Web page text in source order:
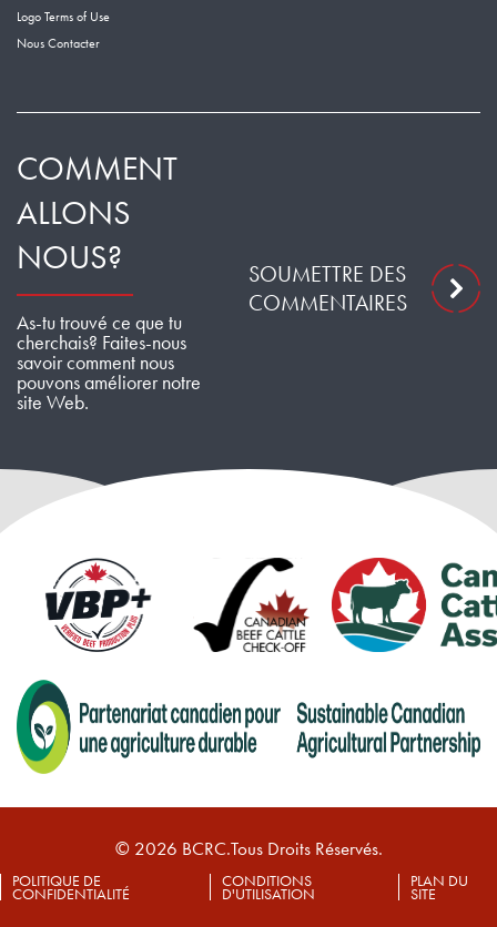
Logo Terms of Use
Nous Contacter
COMMENT
ALLONS
NOUS?
As-tu trouvé ce que tu
cherchais? Faites-nous
savoir comment nous
pouvons améliorer notre
site Web.
SOUMETTRE DES
COMMENTAIRES
© 2026 BCRC.Tous Droits Réservés.
POLITIQUE DE
CONFIDENTIALITÉ
CONDITIONS
D'UTILISATION
PLAN DU
SITE